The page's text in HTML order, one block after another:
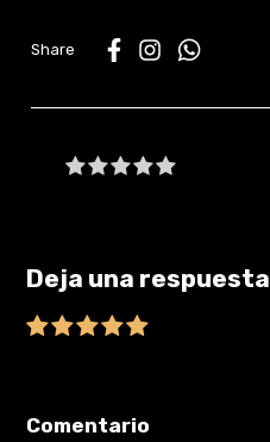
Deja una respuesta
Comentario